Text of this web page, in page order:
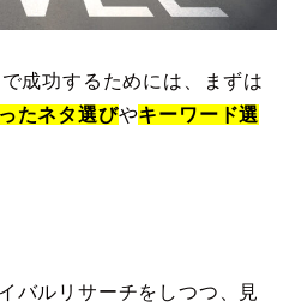
で成功するためには、まずは
たネタ選びやキーワード選
バルリサーチをしつつ、見